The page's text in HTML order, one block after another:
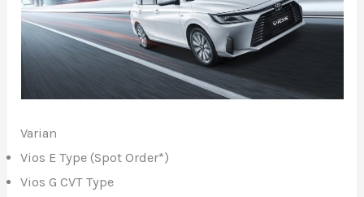
Varian
Vios E Type (Spot Order*)
Vios G CVT Type